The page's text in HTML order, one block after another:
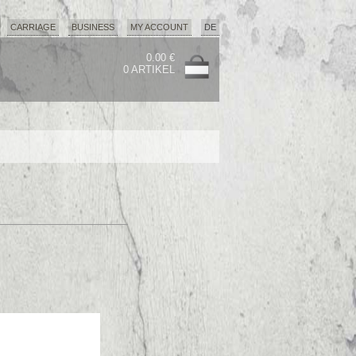
CARRIAGE BUSINESS MY ACCOUNT DE
0.00 €
0 ARTIKEL